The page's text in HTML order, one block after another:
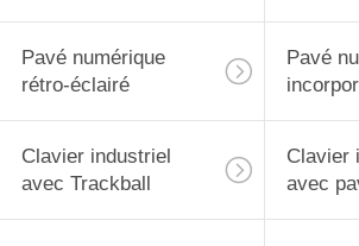
Pavé numérique
rétro-éclairé
Pavé
Clavier industriel
avec Trackball
Clavier
avec